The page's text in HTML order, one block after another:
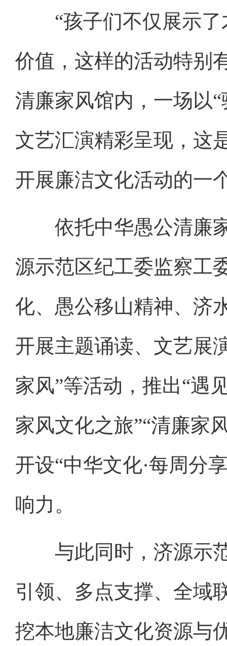
“孩子们不仅展示了
价值，这样的活动特别
清廉家风馆内，一场以
文艺汇演精彩呈现，这
开展廉洁文化活动的一
依托中华愚公清廉家
源示范区纪工委监察工
化、愚公移山精神、济
开展主题诵读、文艺展
家风”等活动，推出“遇
家风文化之旅”“清廉家
开设“中华文化·每周分
响力。
与此同时，济源示范
引领、多点支撑、全域
挖本地廉洁文化资源与